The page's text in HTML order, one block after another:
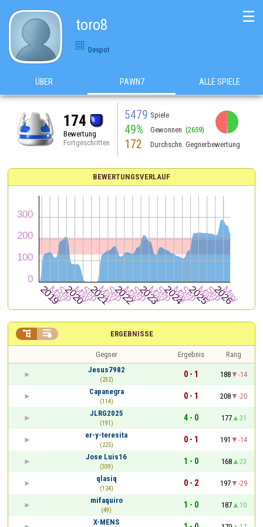
toro8
Despot
☰
ÜBER PAWN7 ALLE SPIELE
174
Bewertung
Fortgeschritten
5479 Spiele
49% Gewonnen (2659)
172 Durchschn. Gegnerbewertung
BEWERTUNGSVERLAUF
ERGEBNISSE
 
Gegner Ergebnis
Rang
Jesus7982
(232)
0 - 1 188
-14
Capanegra
(114)
0 - 1 208
-20
JLRG2025
(191)
4 - 0 177
31
er-y-teresita
(225)
0 - 1 191
-14
Jose Luis16
(339)
1 - 0 168
23
qlasiq
(124)
0 - 2 197
-29
mifaquiro
(49)
1 - 0 187
10
X-MENS